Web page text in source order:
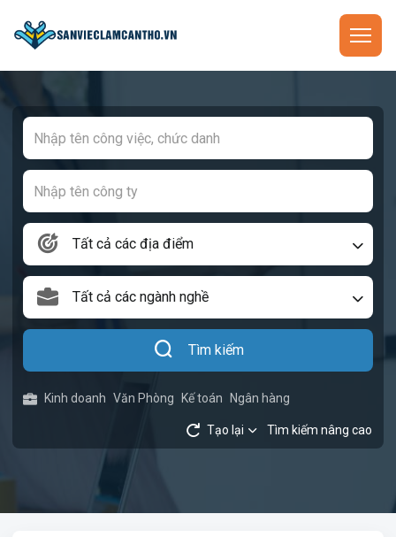
Tất cả các địa điểm
Tất cả các ngành nghề
Tìm kiếm
Kinh doanh Văn Phòng Kế toán Ngân hàng
Tạo lại Tìm kiếm nâng cao